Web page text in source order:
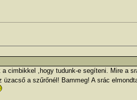
cimbikkel ,hogy tudunk-e segíteni. Mire a
üzacső a szűrőnél! Bammeg! A srác